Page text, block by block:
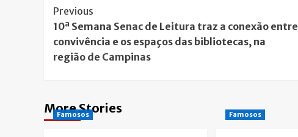
Post
Navigation
Previous
10ª Semana Senac de Leitura traz a conexão entre
convivência e os espaços das bibliotecas, na
região de Campinas
More Stories
Famosos Famosos